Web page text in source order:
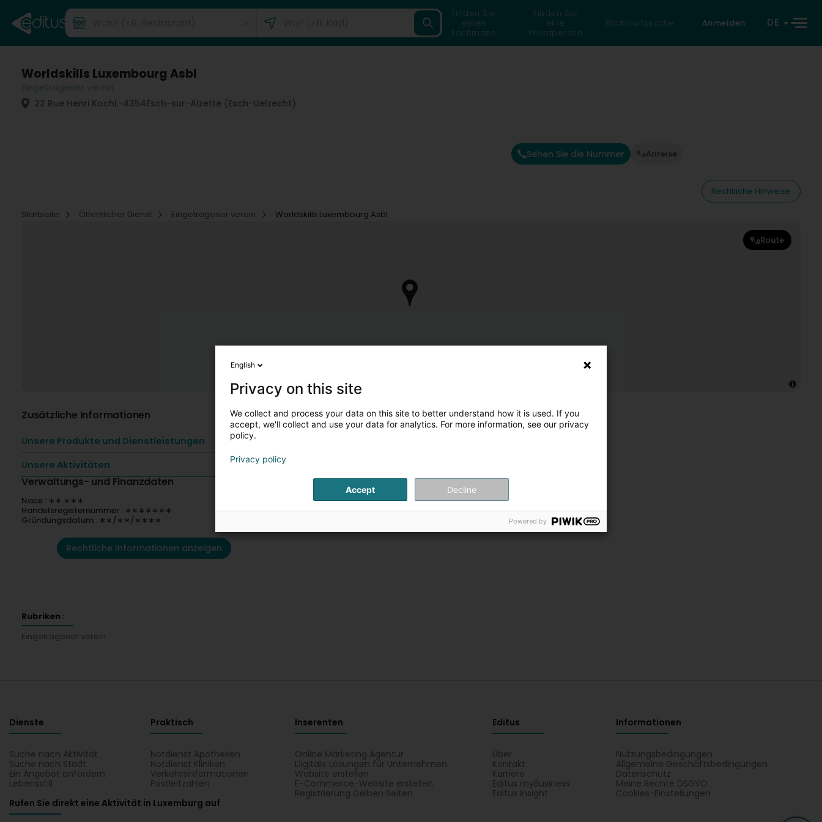
Finden Sie
einen
Fachmann
Finden Sie
eine
Privatperson
Rückwärtssuche Anmelden DE
Worldskills Luxembourg Asbl
22 Rue Henri KochL-4354Esch-sur-Alzette (Esch-Uelzecht)
Sehen Sie die Nummer Anreise
Rechtliche Hinweise
Startseite
Öffentlicher Dienst Eingetragener verein Worldskills Luxembourg Asbl
Route
Zusätzliche Informationen
Unsere Produkte und Dienstleistungen
Unsere Aktivitäten
Verwaltungs- und Finanzdaten
Nace : ∗∗.∗∗∗
Handelsregisternummer : ∗∗∗∗∗∗∗
Gründungsdatum : ∗∗/∗∗/∗∗∗∗
Rechtliche Informationen anzeigen
Rubriken :
Eingetragener verein
Dienste
Suche nach Aktivität
Suche nach Stadt
Ein Angebot anfordern
Lebensstill
Praktisch
Notdienst Apotheken
Notdienst Kliniken
Verkehrsinformationen
Postleitzahlen
Inserenten
Online Marketing Agentur
Digitale Lösungen für Unternehmen
Website erstellen
E-Commerce-Website erstellen
Registrierung Gelben Seiten
Editus
Über
Kontakt
Karriere
Editus myBusiness
Editus Insight
Informationen
Nutzungsbedingungen
Allgemeine Geschäftsbedingungen
Datenschutz
Meine Rechte DSGVO
Cookies-Einstellungen
Rufen Sie direkt eine Aktivität in Luxemburg auf
English
Privacy on this site
We collect and process your data on this site to better understand how it is used. If you
accept, we'll collect and use your data for analytics. For more information, see our privacy
policy.
Privacy policy
Accept Decline
Powered by